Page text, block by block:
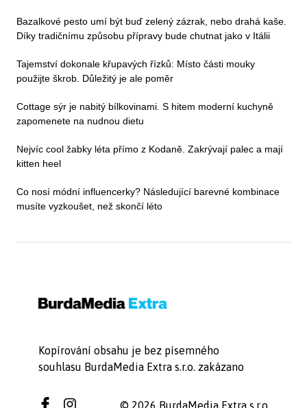
Bazalkové pesto umí být buď zelený zázrak, nebo drahá kaše.
Díky tradičnímu způsobu přípravy bude chutnat jako v Itálii
Tajemství dokonale křupavých řízků: Místo části mouky
použijte škrob. Důležitý je ale poměr
Cottage sýr je nabitý bílkovinami. S hitem moderní kuchyně
zapomenete na nudnou dietu
Nejvíc cool žabky léta přímo z Kodaně. Zakrývají palec a mají
kitten heel
Co nosí módní influencerky? Následující barevné kombinace
musíte vyzkoušet, než skončí léto
Kopírování obsahu je bez písemného
souhlasu BurdaMedia Extra s.r.o. zakázano
© 2026 BurdaMedia Extra s.r.o.